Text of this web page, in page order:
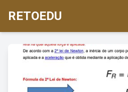
RETOEDU